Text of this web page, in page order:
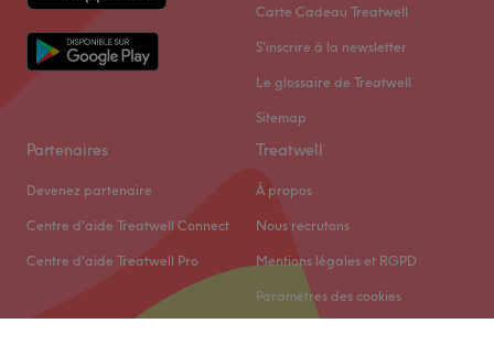
Carte Cadeau Treatwell
S'inscrire à la newsletter
Le glossaire de Treatwell
Sitemap
Partenaires
Devenez partenaire
Centre d'aide Treatwell Connect
Centre d'aide Treatwell Pro
Treatwell
À propos
Nous recrutons
Mentions légales et RGPD
Paramètres des cookies